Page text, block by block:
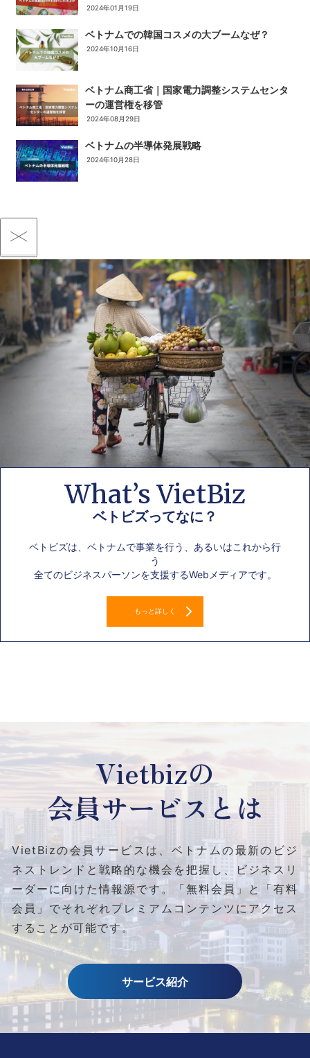
2024年01月19日
ベトナムでの韓国コスメの大ブームなぜ？
2024年10月16日
ベトナム商工省｜国家電力調整システムセンタ
ーの運営権を移管
2024年08月29日
ベトナムの半導体発展戦略
2024年10月28日
What’s VietBiz
ベトビズってなに？
ベトビズは、ベトナムで事業を行う、あるいはこれから行
う
全てのビジネスパーソンを支援するWebメディアです。
もっと詳しく
Vietbizの
会員サービスとは
VietBizの会員サービスは、ベトナムの最新のビジ
ネストレンドと戦略的な機会を把握し、ビジネスリ
ーダーに向けた情報源です。
「無料会員」と「有料
会員」でそれぞれプレミアムコンテンツにアクセス
することが可能です。
サービス紹介